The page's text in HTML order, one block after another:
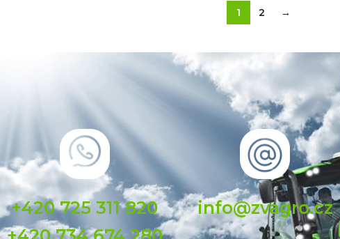
1 2 →
+420 725 311 820
info@zvagro.cz